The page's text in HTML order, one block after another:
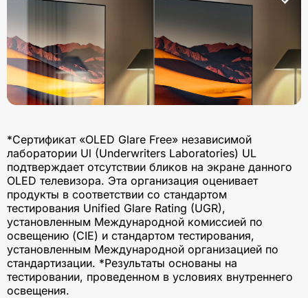
*Сертификат «OLED Glare Free» независимой
лаборатории Ul (Underwriters Laboratories) UL
подтверждает отсутствии бликов на экране данного
OLED телевизора. Эта организация оценивает
продукты в соответствии со стандартом
тестирования Unified Glare Rating (UGR),
установленным Международной комиссией по
освещению (CIE) и стандартом тестирования,
установленным Международной организацией по
стандартизации. *Результаты основаны на
тестировании, проведенном в условиях внутреннего
освещения.